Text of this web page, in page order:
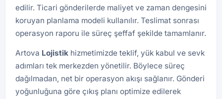
edilir. Ticari gönderilerde maliyet ve zaman dengesini
koruyan planlama modeli kullanılır. Teslimat sonrası
operasyon raporu ile süreç şeffaf şekilde tamamlanır.
Artova Lojistik hizmetimizde teklif, yük kabul ve sevk
adımları tek merkezden yönetilir. Böylece süreç
dağılmadan, net bir operasyon akışı sağlanır. Gönderi
yoğunluğuna göre çıkış planı optimize edilerek